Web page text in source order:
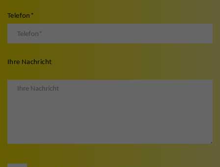
Telefon *
Ihre Nachricht